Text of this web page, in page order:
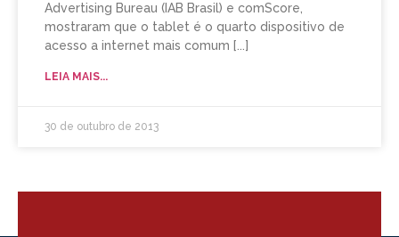
Advertising Bureau (IAB Brasil) e comScore,
mostraram que o tablet é o quarto dispositivo de
acesso a internet mais comum
LEIA MAIS...
30 de outubro de 2013